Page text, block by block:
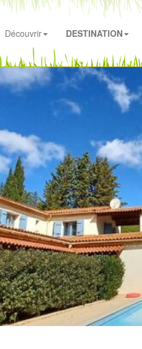
Découvrir
DESTINATION